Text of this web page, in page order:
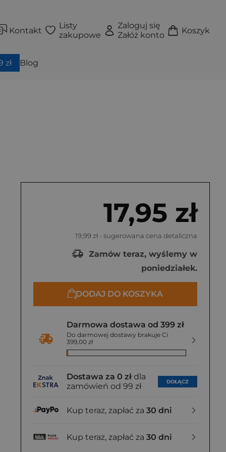
Kontakt
Listy
zakupowe
Zaloguj się
Załóż konto
Koszyk
zł Blog
17,95 zł
19,99 zł - sugerowana cena detaliczna
Zamów teraz, wyślemy w
poniedziałek.
DODAJ DO KOSZYKA
Darmowa dostawa od 399 zł
Do darmowej dostawy brakuje Ci
399,00 zł
Dostawa za 0 zł dla
zamówień od 99 zł
DOŁĄCZ
Kup teraz, zapłać za 30 dni
Kup teraz, zapłać za 30 dni
2020
14,70 zł
Książka
Okładka broszurowa (miękka)
17,39 zł